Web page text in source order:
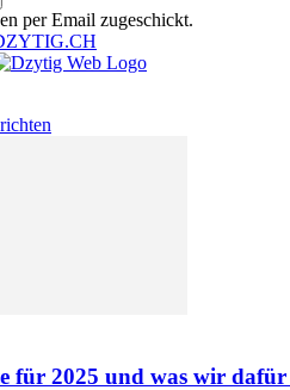
per Email zugeschickt.
für 2025 und was wir